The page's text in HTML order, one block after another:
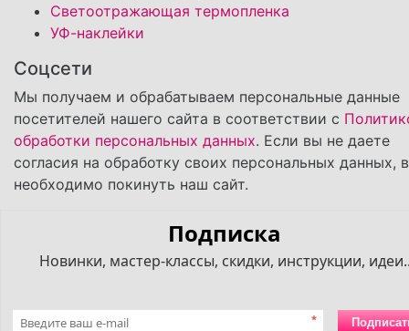
Светоотражающая термопленка
УФ-наклейки
Соцсети
Мы получаем и обрабатываем персональные данные
посетителей нашего сайта в соответствии с
обработки персональных данных. Если вы не даете
согласия на обработку своих персональных данных,
необходимо покинуть наш сайт.
Подписка
Новинки, мастер-классы, скидки, инструкции,
*